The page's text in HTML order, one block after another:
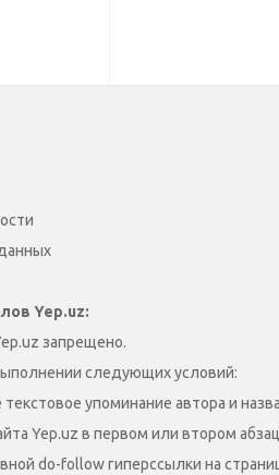
Yep.uz:
запрещено.
следующих условий:
упоминание автора и
Yep.uz в первом или втором
do-follow гиперссылки на